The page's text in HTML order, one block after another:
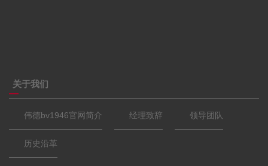
关于我们
​伟德bv1946官网简介 经理致辞 领导团队
历史沿革